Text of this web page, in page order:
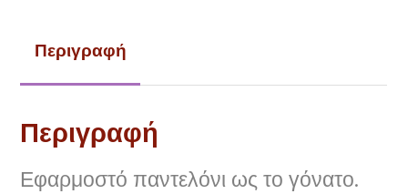
Περιγραφή
Περιγραφή
Εφαρμοστό παντελόνι ως το γόνατο.